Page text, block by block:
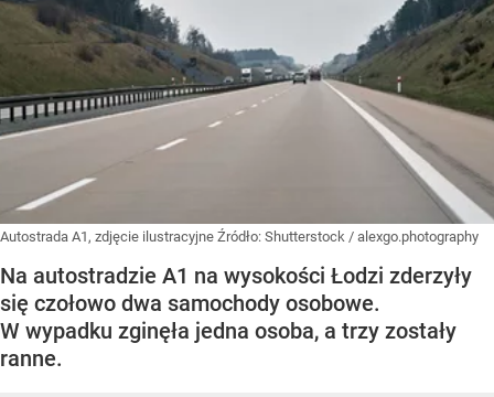
Autostrada A1, zdjęcie ilustracyjne Źródło: Shutterstock / alexgo.photography
Na autostradzie A1 na wysokości Łodzi zderzyły
się czołowo dwa samochody osobowe.
W wypadku zginęła jedna osoba, a trzy zostały
ranne.